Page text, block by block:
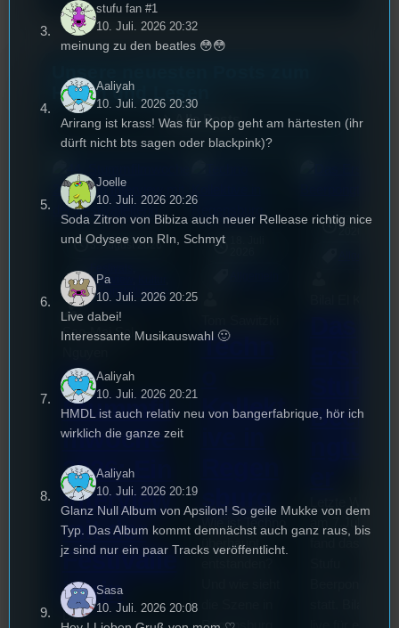
Hören und Lesen
Alle Posts
3. August 2026
Interview
Veranstaltungen
Sao-Mai Sol
44.
Stummfil
mwoche
2026: Ein
Interview
mit der
Festivalle
iterin
Die
Techn
Kollekt
Wie ist Techno
überhaupt
Regensburg
17. Juli
Beerpo
am 7.Juli 2026
stufu fan #1
10. Juli. 2026 20:32
meinung zu den beatles 😳😳
Aaliyah
10. Juli. 2026 20:30
Arirang ist krass! Was für Kpop geht am härtesten (ihr
dürft nicht bts sagen oder blackpink)?
Joelle
10. Juli. 2026 20:26
Soda Zitron von Bibiza auch neuer Rellease richtig nice
und Odysee von RIn, Schmyt
Pa
10. Juli. 2026 20:25
Live dabei!
Interessante Musikauswahl 🙂
Aaliyah
10. Juli. 2026 20:21
HMDL ist auch relativ neu von bangerfabrique, hör ich
wirklich die ganze zeit
Aaliyah
10. Juli. 2026 20:19
Glanz Null Album von Apsilon! So geile Mukke von dem
Typ. Das Album kommt demnächst auch ganz raus, bis
jz sind nur ein paar Tracks veröffentlicht.
Sasa
10. Juli. 2026 20:08